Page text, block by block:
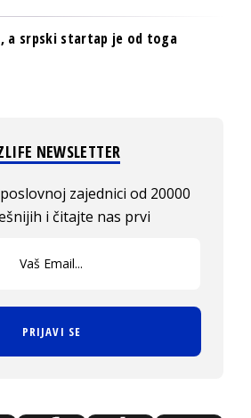
a srpski startap je od toga
NEWSLETTER
zajednici od 20000
i čitajte nas prvi
PRIJAVI SE